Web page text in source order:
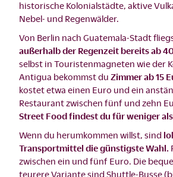
historische Kolonialstädte, aktive
Nebel- und Regenwälder.
Von Berlin nach Guatemala-Stadt
außerhalb der Regenzeit bereits ab
selbst in Touristenmagneten wie der
Antigua bekommst du Zimmer ab 15
kostet etwa einen Euro und ein
Restaurant zwischen fünf und zehn
Street Food findest du für weniger
Wenn du herumkommen willst, sind
Transportmittel die günstigste Wahl.
zwischen ein und fünf Euro. Die
teurere Variante sind Shuttle-Busse